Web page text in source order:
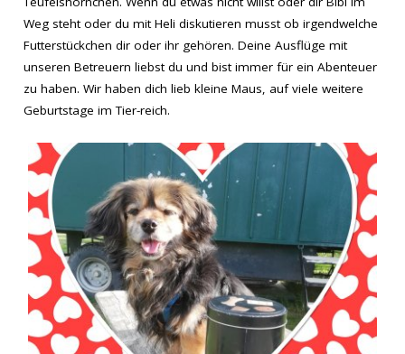
Weg steht oder du mit Heli diskutieren musst ob irgendwelche
Futterstückchen dir oder ihr gehören. Deine Ausflüge mit
unseren Betreuern liebst du und bist immer für ein Abenteuer
zu haben. Wir haben dich lieb kleine Maus, auf viele weitere
Geburtstage im Tier-reich.